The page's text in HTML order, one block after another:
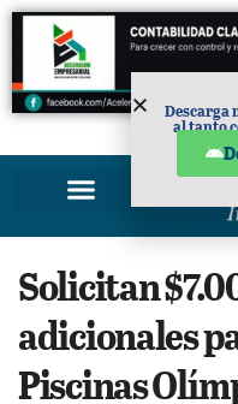
Solicitan
adicionales
Piscinas
Descarga
al tanto